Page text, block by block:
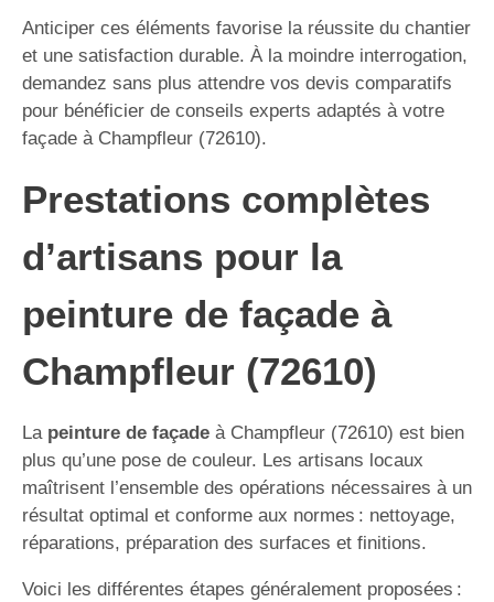
Anticiper ces éléments favorise la réussite du chantier
et une satisfaction durable. À la moindre interrogation,
demandez sans plus attendre vos devis comparatifs
pour bénéficier de conseils experts adaptés à votre
façade à Champfleur (72610).
Prestations complètes
d’artisans pour la
peinture de façade à
Champfleur (72610)
La peinture de façade à Champfleur (72610) est bien
plus qu’une pose de couleur. Les artisans locaux
maîtrisent l’ensemble des opérations nécessaires à un
résultat optimal et conforme aux normes : nettoyage,
réparations, préparation des surfaces et finitions.
Voici les différentes étapes généralement proposées :